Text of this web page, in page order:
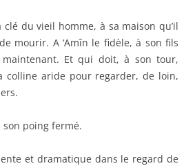
du vieil homme, à sa maison qu’il
mourir. A ‘Amîn le fidèle, à son fils
Et qui doit, à son tour,
colline aride pour regarder, de loin,
poing fermé.
et dramatique dans le regard de